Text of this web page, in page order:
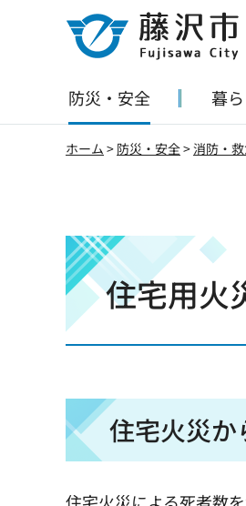
藤沢市
防災・安全 暮
ホーム > 防災・安全>消防・
住宅用火
住宅火災か